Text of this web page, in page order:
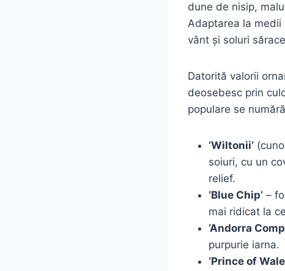
dune de nisip,
Adaptarea la medii
vânt și soluri
Datorită valorii
deosebesc prin
populare se
‘Wiltonii’
soiuri, cu un
relief.
‘Blue Chip’ –
mai ridicat la
‘Andorra
purpurie iarna.
‘Prince of